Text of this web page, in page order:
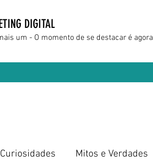
DIGITAL
um - O momento de se destacar é agora
Curiosidades Mitos e Verdades